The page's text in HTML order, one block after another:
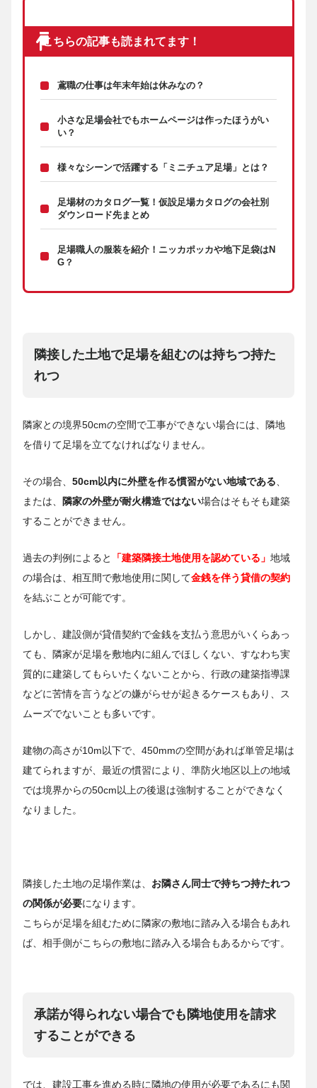
こちらの記事も読まれてます！
鳶職の仕事は年末年始は休みなの？
小さな足場会社でもホームページは作ったほうがい
い？
様々なシーンで活躍する「ミニチュア足場」とは？
足場材のカタログ一覧！仮設足場カタログの会社別
ダウンロード先まとめ
足場職人の服装を紹介！ニッカポッカや地下足袋はN
G？
隣接した土地で足場を組むのは持ちつ持た
れつ
隣家との境界50cmの空間で工事ができない場合には、隣地
を借りて足場を立てなければなりません。
その場合、 50cm以内に外壁を作る慣習がない地域である、
または、
隣家の外壁が耐火構造ではない場合はそもそも建築
することができません。
過去の判例によると 「建築隣接土地使用を認めている」 地域
の場合は、相互間で敷地使用に関して金銭を伴う貸借の契約
を結ぶことが可能です。
しかし、建設側が貸借契約で金銭を支払う意思がいくらあっ
ても、隣家が足場を敷地内に組んでほしくない、すなわち実
質的に建築してもらいたくないことから、行政の建築指導課
などに苦情を言うなどの嫌がらせが起きるケースもあり、ス
ムーズでないことも多いです。
建物の高さが10m以下で、450mmの空間があれば単管足場は
建てられますが、最近の慣習により、準防火地区以上の地域
では境界からの50cm以上の後退は強制することができなく
なりました。
隣接した土地の足場作業は、 お隣さん同士で持ちつ持たれつ
の関係が必要になります。
こちらが足場を組むために隣家の敷地に踏み入る場合もあれ
ば、相手側がこちらの敷地に踏み入る場合もあるからです。
承諾が得られない場合でも隣地使用を請求
することができる
では、建設工事を進める時に隣地の使用が必要であるにも関